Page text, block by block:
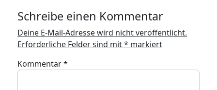
Schreibe einen Kommentar
Deine E-Mail-Adresse wird nicht veröffentlicht.
Erforderliche Felder sind mit* markiert
Kommentar*